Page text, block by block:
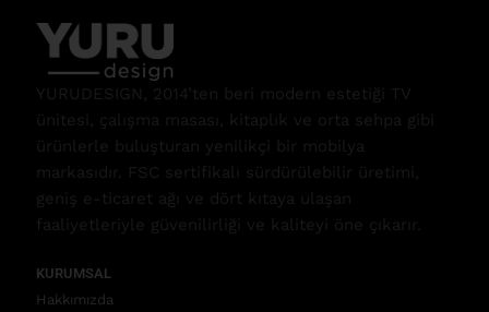
YURUDESIGN, 2014’ten beri modern estetiği TV
ünitesi, çalışma masası, kitaplık ve orta sehpa gibi
ürünlerle buluşturan yenilikçi bir mobilya
markasıdır. FSC sertifikalı sürdürülebilir üretimi,
geniş e-ticaret ağı ve dört kıtaya ulaşan
faaliyetleriyle güvenilirliği ve kaliteyi öne çıkarır.
KURUMSAL
Hakkımızda